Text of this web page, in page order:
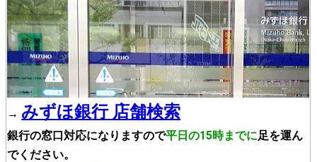
→ みずほ銀行 店舗検索
銀行の窓口対応になりますので平日の15時までに足を運ん
でください。